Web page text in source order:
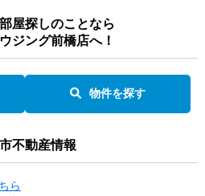
屋探しのことなら
ジング前橋店へ！
物件を探す
不動産情報
ら